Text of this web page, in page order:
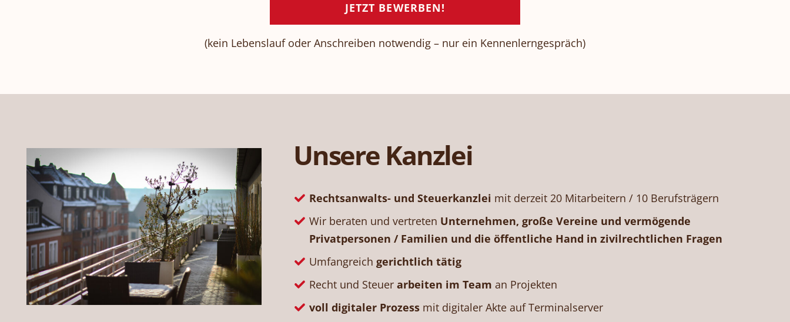
JETZT BEWERBEN!
(kein Lebenslauf oder Anschreiben notwendig – nur ein Kennenlerngespräch)
Unsere Kanzlei
Rechtsanwalts- und Steuerkanzlei mit derzeit 20 Mitarbeitern / 10 Berufsträgern
Wir beraten und vertreten Unternehmen, große Vereine und vermögende
Privatpersonen / Familien und die öffentliche Hand in zivilrechtlichen Fragen
Umfangreich gerichtlich tätig
Recht und Steuer arbeiten im Team an Projekten
voll digitaler Prozess mit digitaler Akte auf Terminalserver